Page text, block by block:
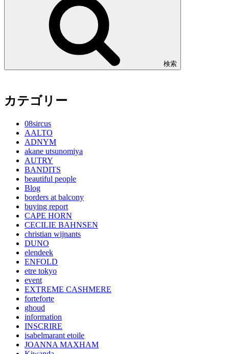
検索
カテゴリー
08sircus
AALTO
ADNYM
akane utsunomiya
AUTRY
BANDITS
beautiful people
Blog
borders at balcony
buying report
CAPE HORN
CECILIE BAHNSEN
christian wijnants
DUNO
elendeek
ENFOLD
etre tokyo
event
EXTREME CASHMERE
forteforte
ghoud
information
INSCRIRE
isabelmarant etoile
JOANNA MAXHAM